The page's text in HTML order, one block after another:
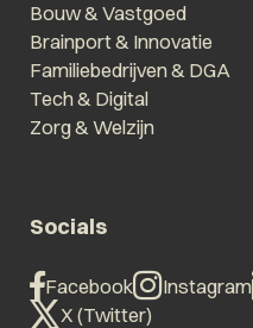
Bouw & Vastgoed
Brainport & Innovatie
Familiebedrijven & DGA
Tech & Digital
Zorg & Welzijn
Socials
Facebook Instagram
X (Twitter)